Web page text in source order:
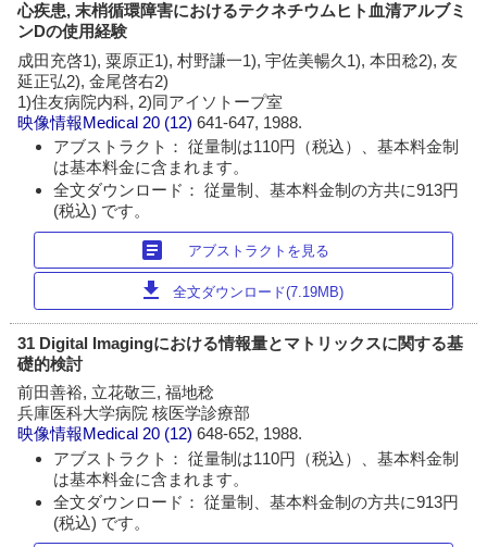
心疾患, 末梢循環障害におけるテクネチウムヒト血清アルブミ
ンDの使用経験
成田充啓1), 粟原正1), 村野謙一1), 宇佐美暢久1), 本田稔2), 友
延正弘2), 金尾啓右2)
1)住友病院内科, 2)同アイソトープ室
映像情報Medical 20 (12)641-647, 1988.
アブストラクト： 従量制は110円（税込）、基本料金制
は基本料金に含まれます。
全文ダウンロード： 従量制、基本料金制の方共に913円
(税込) です。
article アブストラクトを見る
download 全文ダウンロード(7.19MB)
31 Digital Imagingにおける情報量とマトリックスに関する基
礎的検討
前田善裕, 立花敬三, 福地稔
兵庫医科大学病院 核医学診療部
映像情報Medical 20 (12)648-652, 1988.
アブストラクト： 従量制は110円（税込）、基本料金制
は基本料金に含まれます。
全文ダウンロード： 従量制、基本料金制の方共に913円
(税込) です。